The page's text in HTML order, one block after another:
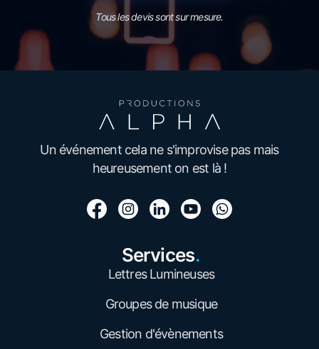
Tous les devis sont sur mesure.
Un événement cela ne s'improvise pas mais
heureusement on est là !
Services.
Lettres Lumineuses
Groupes de musique
Gestion d'évènements